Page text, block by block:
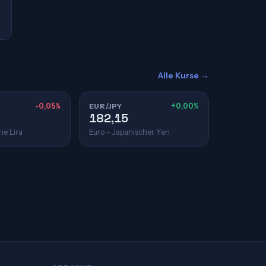
Alle Kurse →
-0,05%
Lira
EUR/JPY +0,00%
182,15
Euro – Japanischer Yen